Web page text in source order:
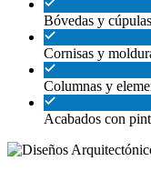
Bóvedas y
Cornisas y
Columnas y
Acabados con